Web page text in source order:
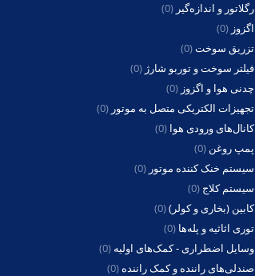
رگلاتور و اندازه‌گیر (0)
اگزوز (0)
تزریق سوخت(0)
فیلتر سوخت و توربو شارژ (0)
چدنی هوا و اگزوز (0)
تجهیزات الکتریکی متصل به موتور (0)
کانال‌های ورودی هوا (0)
پمپ روغن (0)
سیستم خنک کننده موتور (0)
سیستم کلاج (0)
کابین (بخاری و کولر)(0)
توری اثاثیه و پله‌ها (0)
وسایل اضطراری - کمک‌های اولیه (0)
صندلی‌های راننده و کمک راننده (0)